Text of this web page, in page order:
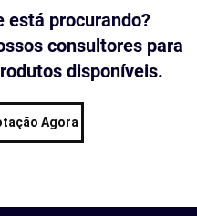
está procurando?
consultores para
disponíveis.
Agora